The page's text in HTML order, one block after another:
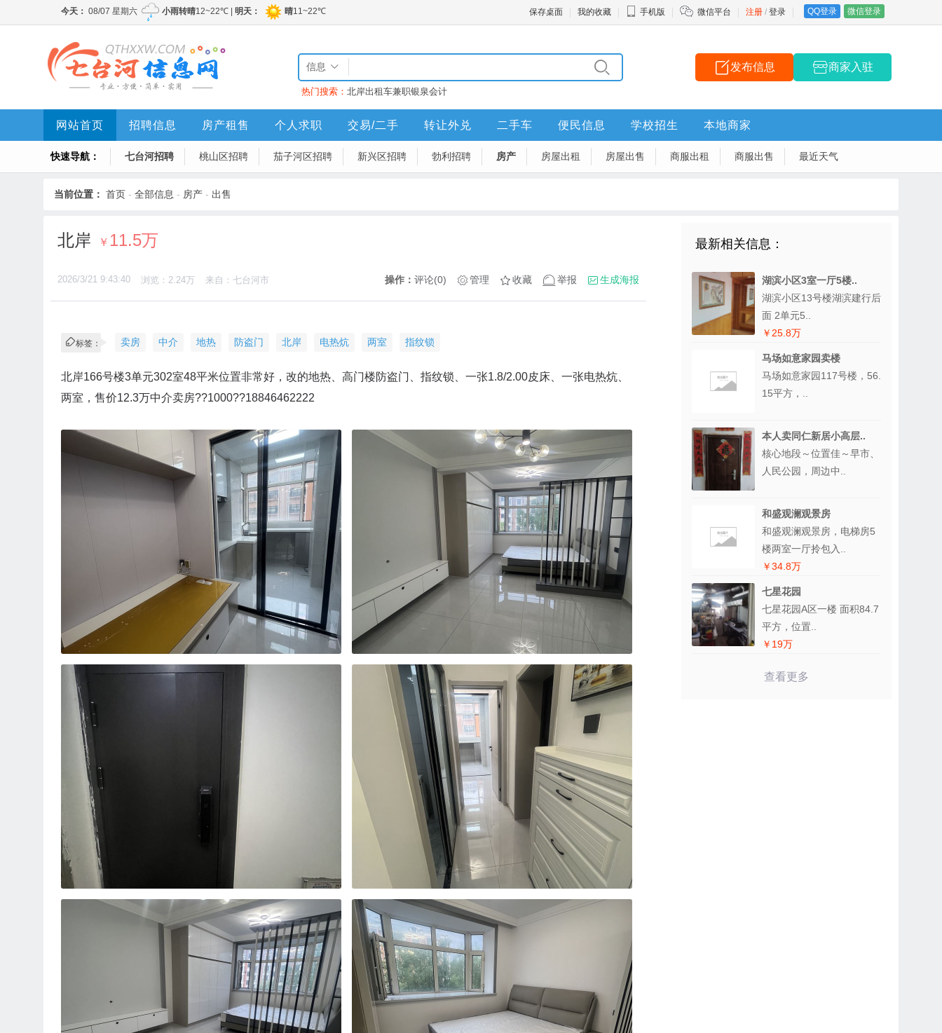
注册 / 登录 QQ登录 微信登录
保存桌面 我的收藏 手机版 微信平台
信息
热门搜索： 北岸出租车兼职银泉会计
发布信息 商家入驻
网站首页 招聘信息 房产租售 个人求职 交易/二手 转让外兑 二手车 便民信息 学校招生 本地商家
快速导航： 七台河招聘 桃山区招聘 茄子河区招聘 新兴区招聘 勃利招聘 房产 房屋出租 房屋出售 商服出租 商服出售 最近天气
当前位置： 首页 - 全部信息 - 房产 - 出售
北岸 ￥ 11.5万
2026/3/21 9:43:40 浏览：2.24万 来自：七台河市 操作： 评论(0) 管理 收藏 举报 生成海报
标签： 卖房 中介 地热 防盗门 北岸 电热炕 两室 指纹锁
北岸166号楼3单元302室48平米位置非常好，改的地热、高门楼防盗门、指纹锁、一张1.8/2.00皮床、一张电热炕、
两室，售价12.3万中介卖房??1000??18846462222
最新相关信息：
湖滨小区3室一厅5楼..
湖滨小区13号楼湖滨建行后
面 2单元5..
￥25.8万
马场如意家园卖楼
马场如意家园117号楼，56.
15平方，..
本人卖同仁新居小高层..
核心地段～位置佳～早市、
人民公园，周边中..
和盛观澜观景房
和盛观澜观景房，电梯房5
楼两室一厅拎包入..
￥34.8万
七星花园
七星花园A区一楼 面积84.7
平方，位置..
￥19万
查看更多